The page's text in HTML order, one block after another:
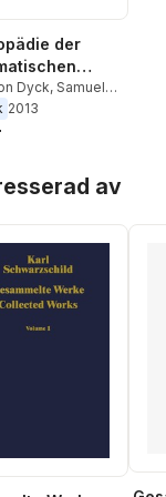
der
mit
ihrer
Dyck, Samuel
,Karl
2013
av